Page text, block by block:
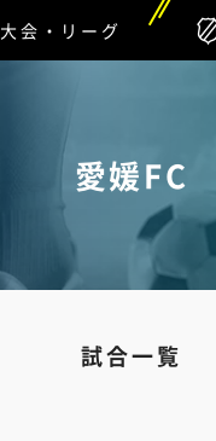
大会・リーグ
愛媛FC
試合一覧